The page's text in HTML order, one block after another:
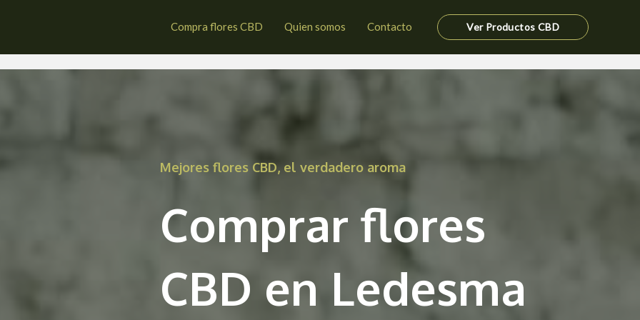
Compra flores CBD Quien somos Contacto Ver Productos CBD
de la Cogolla
Mejores flores CBD, el verdadero aroma
Comprar flores
CBD en Ledesma